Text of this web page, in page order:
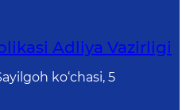
Adliya Vazirligi
ko‘chasi, 5